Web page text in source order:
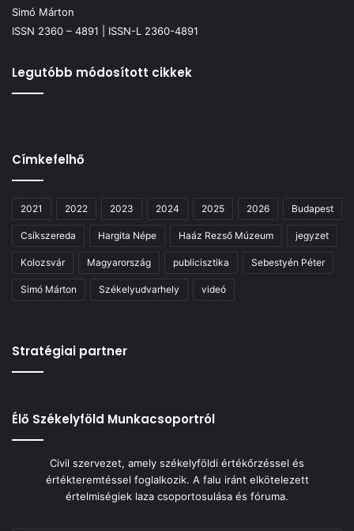
Simó Márton
ISSN 2360 – 4891 | ISSN-L 2360-4891
Legutóbb módosított cikkek
Címkefelhő
2021 2022 2023 2024 2025 2026 Budapest
Csíkszereda Hargita Népe Haáz Rezső Múzeum jegyzet
Kolozsvár Magyarország publicisztika Sebestyén Péter
Simó Márton Székelyudvarhely videó
Stratégiai partner
Élő Székelyföld Munkacsoportról
Civil szervezet, amely székelyföldi értékőrzéssel és
értékteremtéssel foglalkozik. A falu iránt elkötelezett
értelmiségiek laza csoportosulása és fóruma.